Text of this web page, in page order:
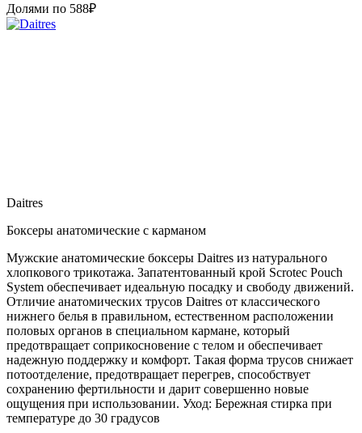
Долями по 588₽
Daitres
Боксеры анатомические с карманом
Мужские анатомические боксеры Daitres из натурального
хлопкового трикотажа. Запатентованный крой Scrotec Pouch
System обеспечивает идеальную посадку и свободу движений.
Отличие анатомических трусов Daitres от классического
нижнего белья в правильном, естественном расположении
половых органов в специальном кармане, который
предотвращает соприкосновение с телом и обеспечивает
надежную поддержку и комфорт. Такая форма трусов снижает
потоотделение, предотвращает перегрев, способствует
сохранению фертильности и дарит совершенно новые
ощущения при использовании. Уход: Бережная стирка при
температуре до 30 градусов